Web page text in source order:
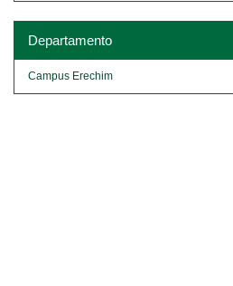
Departamento
Campus Erechim